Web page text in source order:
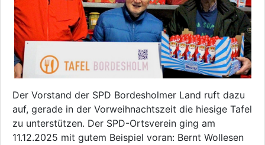
Der Vorstand der SPD Bordesholmer Land ruft dazu
auf, gerade in der Vorweihnachtszeit die hiesige Tafel
zu unterstützen. Der SPD-Ortsverein ging am
11.12.2025 mit gutem Beispiel voran: Bernt Wollesen